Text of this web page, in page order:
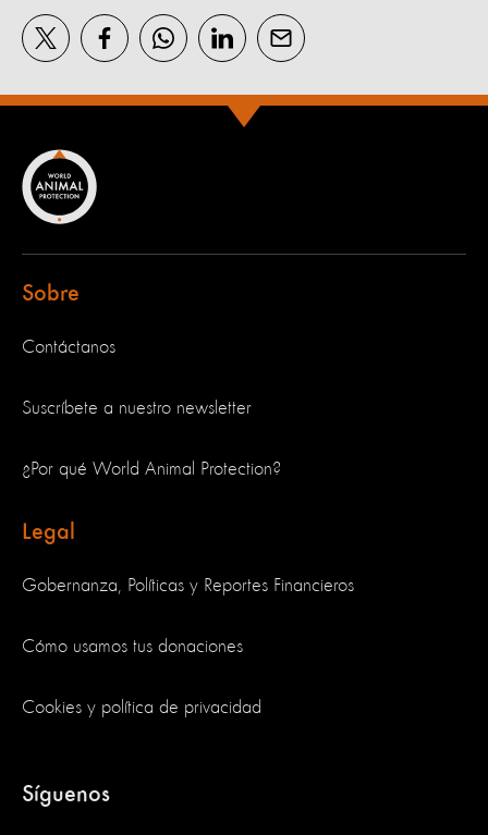
Sobre
Contáctanos
Suscríbete a nuestro newsletter
¿Por qué World Animal Protection?
Legal
Gobernanza, Políticas y Reportes Financieros
Cómo usamos tus donaciones
Cookies y política de privacidad
Síguenos